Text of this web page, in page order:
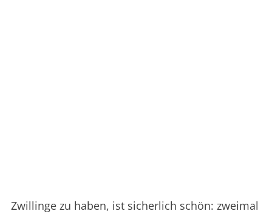
Zwillinge zu haben, ist sicherlich schön: zweimal